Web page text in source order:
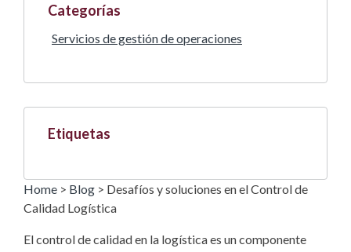
Categorías
Servicios de gestión de operaciones
Etiquetas
Home > Blog > Desafíos y soluciones en el Control de
Calidad Logística
El control de calidad en la logística es un componente